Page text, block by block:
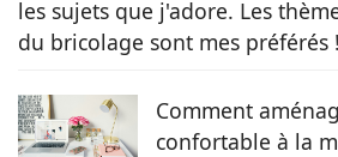
les sujets que j'adore. Les
du bricolage sont mes préférés !
Comment
confortable à la